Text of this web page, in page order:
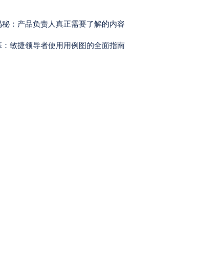
：产品负责人真正需要了解的内容
敏捷领导者使用用例图的全面指南